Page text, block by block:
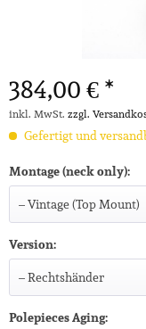
384,00 € *
inkl. MwSt. zzgl.
Gefertigt und
Montage (neck only):
Version:
Polepieces Aging: